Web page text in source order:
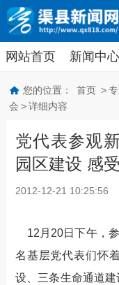
网站首页 新闻中心
您的位置： 首页 >
会 > 详细内容
党代表参观
园区建设 感
2012-12-21 10:25:56
12月20日下午，
名基层党代表们怀
设、三条生命通道